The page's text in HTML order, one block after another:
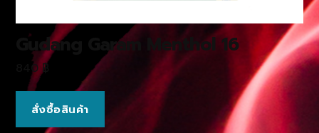
Gudang Garam Menthol 16
840฿
สั่งซื้อสินค้า